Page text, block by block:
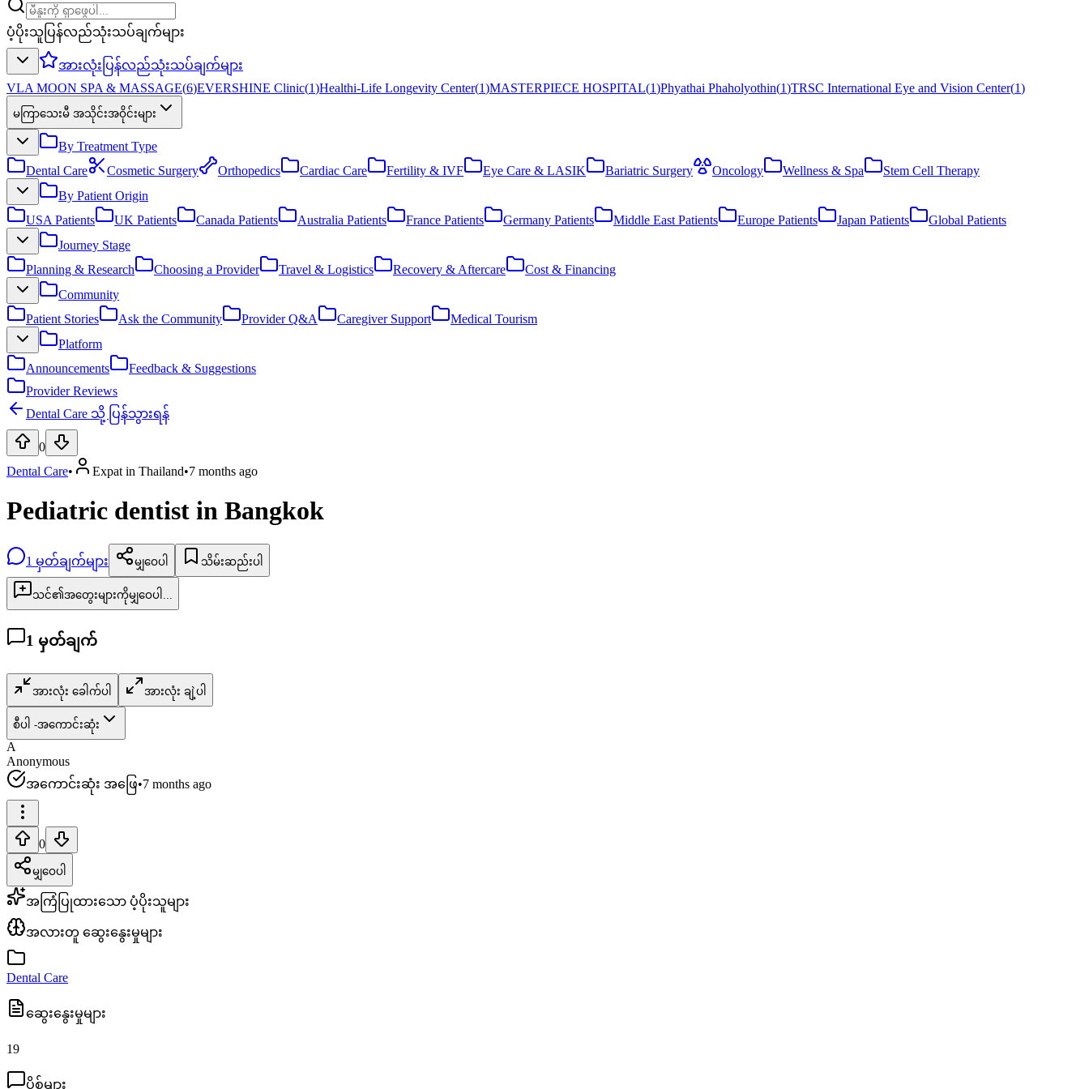
ပံ့ပိုးသူပြန်လည်သုံးသပ်ချက်များ
အားလုံးပြန်လည်သုံးသပ်ချက်များ
VLA MOON SPA & MASSAGE(6)EVERSHINE Clinic(1)Healthi-Life Longevity Center(1)MASTERPIECE HOSPITAL(1)Phyathai Phaholyothin(1)TRSC International Eye and Vision Center(1)
မကြာသေးမီ အသိုင်းအဝိုင်းများ
By Treatment Type
Dental Care
Cosmetic Surgery Orthopedics Cardiac Care Fertility & IVF Eye Care & LASIK Bariatric Surgery Oncology Wellness & Spa
Stem Cell Therapy
By Patient Origin
USA Patients
UK Patients Canada Patients Australia Patients France Patients Germany Patients Middle East Patients Europe Patients Japan Patients
Global Patients
Journey Stage
Planning & Research
Choosing a Provider Travel & Logistics Recovery & Aftercare
Cost & Financing
Community
Patient Stories
Ask the Community Provider Q&A Caregiver Support
Medical Tourism
Platform
Announcements
Feedback & Suggestions
Provider Reviews
Dental Care သို့ ပြန်သွားရန်
0
Dental Care• Expat in Thailand•7 months ago
Pediatric dentist in Bangkok
1 မှတ်ချက်များ မျှဝေပါ သိမ်းဆည်းပါ
သင်၏အတွေးများကိုမျှဝေပါ...
1 မှတ်ချက်
အားလုံး ခေါက်ပါ အားလုံး ချဲ့ပါ
စီပါ -အကောင်းဆုံး
A
Anonymous
အကောင်းဆုံး အဖြေ•7 months ago
0
မျှဝေပါ
အကြံပြုထားသော ပံ့ပိုးသူများ
အလားတူ ဆွေးနွေးမှုများ
Dental Care
ဆွေးနွေးမှုများ
19
ပို့စ်များ